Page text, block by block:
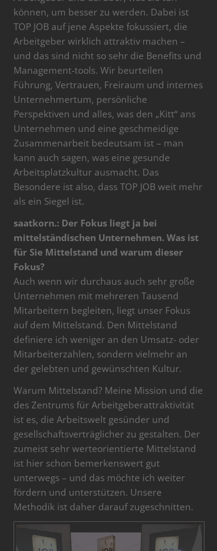
können, um besser zu werden. Dabei ist
TOP JOB auf jene Aspekte fokussiert, die
Arbeitgeber wirklich attraktiv machen –
und das sind nicht so sehr die Benefits und
Management-tools. Wir beurteilen
Führung, Vertrauen, Freiraum und internes
Unternehmertum, persönliche
Perspektiven und alles, was den „Kitt“ ans
Unternehmen und eine geschmeidige
Zusammenarbeit bedeutsam ist – man
kann auch sagen, was eine gesunde
Arbeitsplatzkultur ausmacht. Das
Besondere ist also, dass TOP JOB weit mehr
als ein Siegel ist.
saatkorn.: Der Fokus liegt ja bei
mittelständischen Unternehmen. Was ist
für Sie Mittelstand und warum dieser
Fokus?
Auch wenn wir durchaus auch sehr große
Unternehmen mit mehreren Tausend
Mitarbeitern begleiten, liegt unser Fokus
auf dem Mittelstand. Den Mittelstand
definiere ich weniger an den Umsatz- oder
Mitarbeiterzahlen, sondern vielmehr an
der gelebten und gewünschten Kultur.
Warum Mittelstand? Meine Mission und die
des Zentrums für Arbeitgeberattraktivität
ist es, die Arbeitswelt gesünder und
gesellschaftsverträglicher zu gestalten. Der
zumeist sehr werteorientierte Mittelstand
ist hier schon bemerkenswert gut
unterwegs – und das möchte ich weiter
fördern und unterstützen. Unsere
Methodik ist daher darauf zugeschnitten.